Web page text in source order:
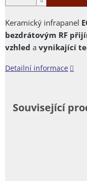
Keramický infrapanel
bezdrátovým RF
vzhled a vynikající
Detailní informace
Související